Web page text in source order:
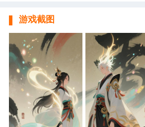
游戏截图